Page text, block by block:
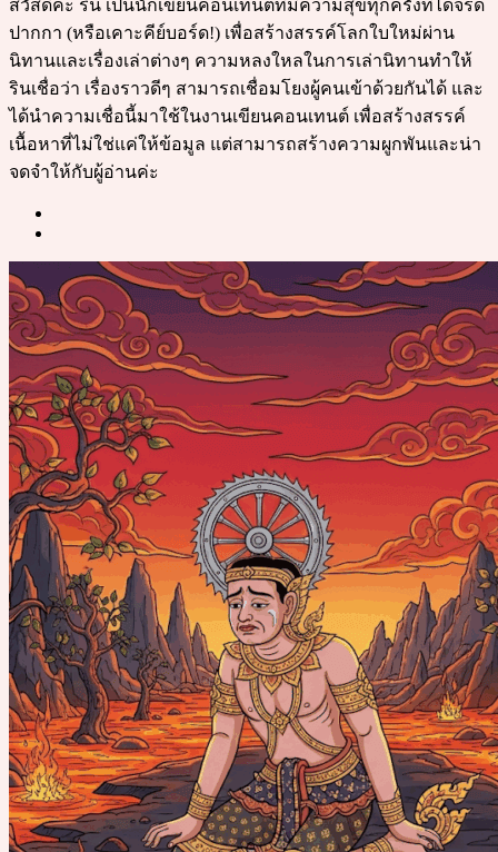
สวัสดีค่ะ ริน เป็นนักเขียนคอนเทนต์ที่มีความสุขทุกครั้งที่ได้จรด
ปากกา (หรือเคาะคีย์บอร์ด!) เพื่อสร้างสรรค์โลกใบใหม่ผ่าน
นิทานและเรื่องเล่าต่างๆ ความหลงใหลในการเล่านิทานทำให้
รินเชื่อว่า เรื่องราวดีๆ สามารถเชื่อมโยงผู้คนเข้าด้วยกันได้ และ
ได้นำความเชื่อนี้มาใช้ในงานเขียนคอนเทนต์ เพื่อสร้างสรรค์
เนื้อหาที่ไม่ใช่แค่ให้ข้อมูล แต่สามารถสร้างความผูกพันและน่า
จดจำให้กับผู้อ่านค่ะ
Post
navigation